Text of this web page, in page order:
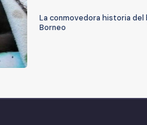
La conmovedora historia
Borneo